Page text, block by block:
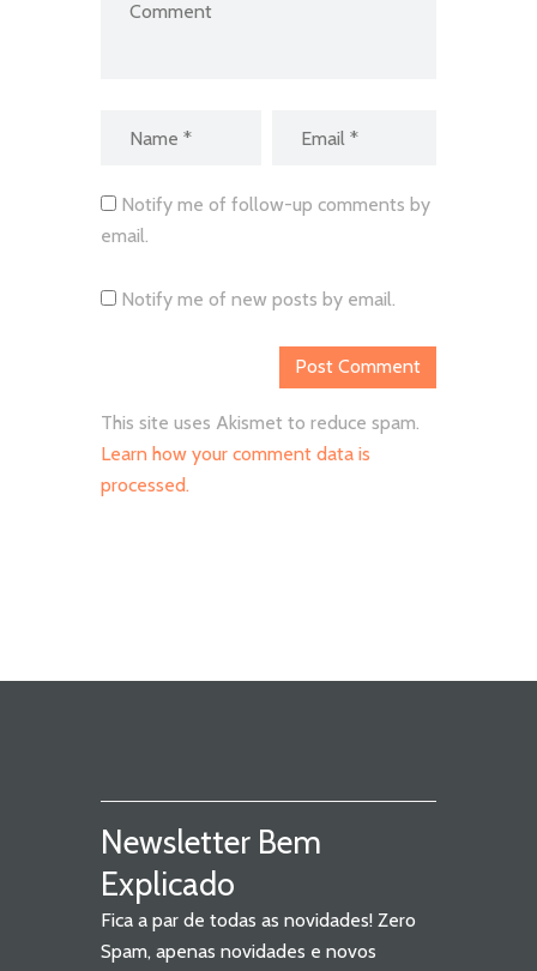
Notify me of follow-up comments by
email.
Notify me of new posts by email.
This site uses Akismet to reduce spam.
Learn how your comment data is
processed.
Newsletter Bem
Explicado
Fica a par de todas as novidades! Zero
Spam, apenas novidades e novos